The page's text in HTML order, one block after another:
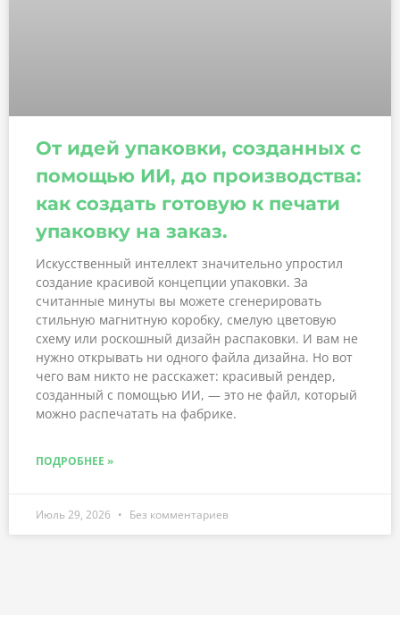
От идей упаковки, созданных с
помощью ИИ, до производства:
как создать готовую к печати
упаковку на заказ.
Искусственный интеллект значительно упростил
создание красивой концепции упаковки. За
считанные минуты вы можете сгенерировать
стильную магнитную коробку, смелую цветовую
схему или роскошный дизайн распаковки. И вам не
нужно открывать ни одного файла дизайна. Но вот
чего вам никто не расскажет: красивый рендер,
созданный с помощью ИИ, — это не файл, который
можно распечатать на фабрике.
ПОДРОБНЕЕ »
Июль 29, 2026 Без комментариев